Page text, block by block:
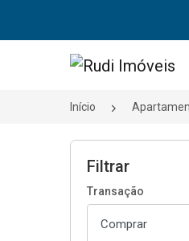
Página inicial
Início
Filtrar
Transação